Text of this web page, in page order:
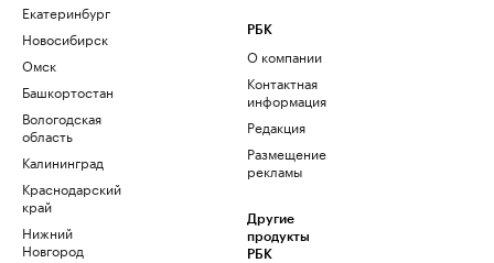
Екатеринбург
Новосибирск
Омск
Башкортостан
Вологодская
область
Калининград
Краснодарский
край
Нижний
Новгород
РБК
О компании
Контактная
информация
Редакция
Размещение
рекламы
Другие
продукты
РБК